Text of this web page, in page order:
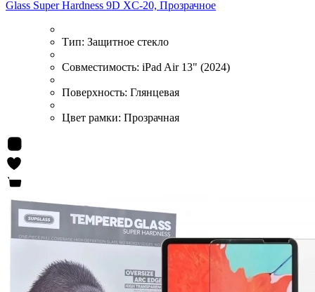
Glass Super Hardness 9D XC-20, Прозрачное
Тип: Защитное стекло
Совместимость: iPad Air 13" (2024)
Поверхность: Глянцевая
Цвет рамки: Прозрачная